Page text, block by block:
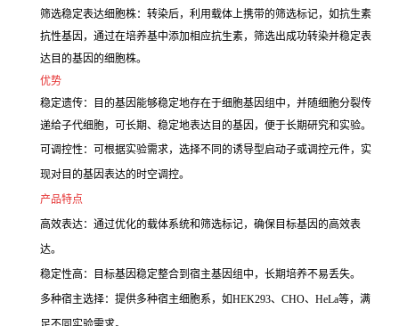
筛选稳定表达细胞株：转染后，利用载体上携带的筛选标记，如抗生素
抗性基因，通过在培养基中添加相应抗生素，筛选出成功转染并稳定表
达目的基因的细胞株。
优势
稳定遗传：目的基因能够稳定地存在于细胞基因组中，并随细胞分裂传
递给子代细胞，可长期、稳定地表达目的基因，便于长期研究和实验。
可调控性：可根据实验需求，选择不同的诱导型启动子或调控元件，实
现对目的基因表达的时空调控。
产品特点
高效表达：通过优化的载体系统和筛选标记，确保目标基因的高效表
达。
稳定性高：目标基因稳定整合到宿主基因组中，长期培养不易丢失。
多种宿主选择：提供多种宿主细胞系，如HEK293、CHO、HeLa等，满